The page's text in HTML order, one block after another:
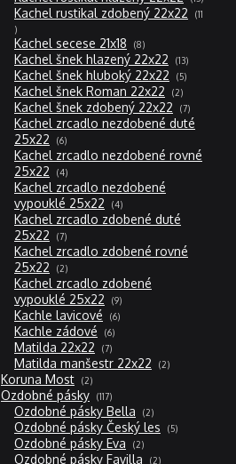
produktů
Kachel rustikal zdobený 22x22
11
11
produktů
Kachel secese 21x18 88
produktů
Kachel šnek hlazený 22x22 1313
produktů
Kachel šnek hluboký 22x22 55
produktů
Kachel šnek Roman 22x22 22
produkty
Kachel šnek zdobený 22x22 77
produktů
Kachel zrcadlo nezdobené duté
25x22
66
produktů
Kachel zrcadlo nezdobené rovné
25x22
44
produkty
Kachel zrcadlo nezdobené
vypouklé 25x22
44
produkty
Kachel zrcadlo zdobené duté
25x22
77
produktů
Kachel zrcadlo zdobené rovné
25x22
22
produkty
Kachel zrcadlo zdobené
vypouklé 25x22
99
produktů
Kachle lavicové 66
produktů
Kachle zádové 66
produktů
Matilda 22x22 77
produktů
Matilda manšestr 22x22 22
produkty
Koruna Most 22
produkty
Ozdobné pásky 117117
produktů
Ozdobné pásky Bella 22
produkty
Ozdobné pásky Český les 55
produktů
Ozdobné pásky Eva 22
produkty
Ozdobné pásky Favilla 22